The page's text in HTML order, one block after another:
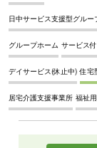
日中サービス支援型グルー
グループホーム サービス
デイサービス(休止中) 住宅
居宅介護支援事業所 福祉